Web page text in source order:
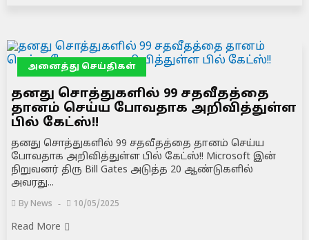
அனைத்து செய்திகள்
தனது சொத்துகளில் 99 சதவீதத்தை
தானம் செய்ய போவதாக அறிவித்துள்ள
பில் கேட்ஸ்!!
தனது சொத்துகளில் 99 சதவீதத்தை தானம் செய்ய
போவதாக அறிவித்துள்ள பில் கேட்ஸ்!! Microsoft இன்
நிறுவனர் திரு Bill Gates அடுத்த 20 ஆண்டுகளில்
அவரது...
By News 10/05/2025
Read More